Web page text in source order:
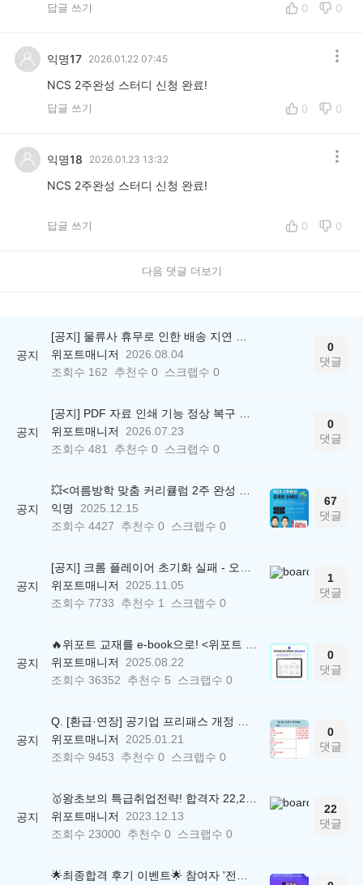
답글 쓰기 0 0
익명17 2026.01.22 07:45
NCS 2주완성 스터디 신청 완료!
답글 쓰기 0 0
익명18 2026.01.23 13:32
NCS 2주완성 스터디 신청 완료!
답글 쓰기 0 0
다음 댓글 더보기
공지
위포트매니저
2026.08.04
조회수 162 추천수 0 스크랩수 0
0
댓글
공지
위포트매니저
2026.07.23
조회수 481 추천수 0 스크랩수 0
0
댓글
공지
익명
2025.12.15
조회수 4427 추천수 0 스크랩수 0
67
댓글
공지
위포트매니저
2025.11.05
조회수 7733 추천수 1 스크랩수 0
1
댓글
공지
위포트매니저
2025.08.22
조회수 36352 추천수 5 스크랩수 0
0
댓글
공지
위포트매니저
2025.01.21
조회수 9453 추천수 0 스크랩수 0
0
댓글
공지
위포트매니저
2023.12.13
조회수 23000 추천수 0 스크랩수 0
22
댓글